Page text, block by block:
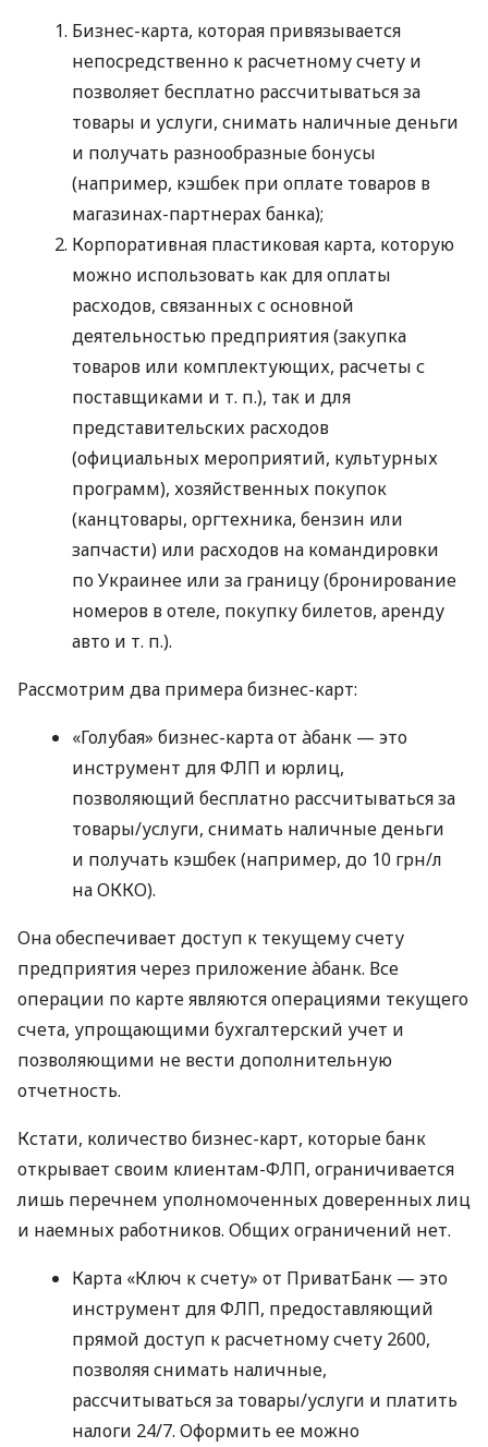
Бизнес-карта, которая привязывается
непосредственно к расчетному счету и
позволяет бесплатно рассчитываться за
товары и услуги, снимать наличные деньги
и получать разнообразные бонусы
(например, кэшбек при оплате товаров в
магазинах-партнерах банка);
Корпоративная пластиковая карта, которую
можно использовать как для оплаты
расходов, связанных с основной
деятельностью предприятия (закупка
товаров или комплектующих, расчеты с
поставщиками и т. п.), так и для
представительских расходов
(официальных мероприятий, культурных
программ), хозяйственных покупок
(канцтовары, оргтехника, бензин или
запчасти) или расходов на командировки
по Украинее или за границу (бронирование
номеров в отеле, покупку билетов, аренду
авто и т. п.).
Рассмотрим два примера бизнес-карт:
«Голубая» бизнес-карта от àбанк — это
инструмент для ФЛП и юрлиц,
позволяющий бесплатно рассчитываться за
товары/услуги, снимать наличные деньги
и получать кэшбек (например, до 10 грн/л
на ОККО).
Она обеспечивает доступ к текущему счету
предприятия через приложение àбанк. Все
операции по карте являются операциями текущего
счета, упрощающими бухгалтерский учет и
позволяющими не вести дополнительную
отчетность.
Кстати, количество бизнес-карт, которые банк
открывает своим клиентам-ФЛП, ограничивается
лишь перечнем уполномоченных доверенных лиц
и наемных работников. Общих ограничений нет.
Карта «Ключ к счету» от ПриватБанк — это
инструмент для ФЛП, предоставляющий
прямой доступ к расчетному счету 2600,
позволяя снимать наличные,
рассчитываться за товары/услуги и платить
налоги 24/7. Оформить ее можно